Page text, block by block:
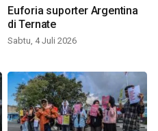
Euforia suporter Argentina
di Ternate
Sabtu, 4 Juli 2026